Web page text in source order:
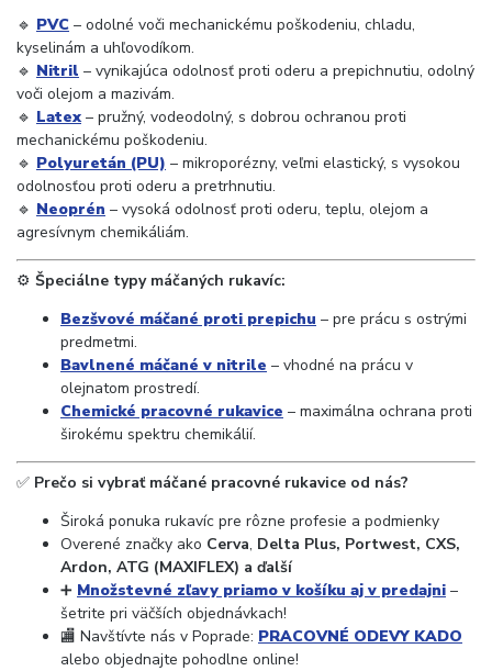
🔹 PVC – odolné voči mechanickému poškodeniu, chladu,
kyselinám a uhľovodíkom.
🔹 Nitril – vynikajúca odolnosť proti oderu a prepichnutiu, odolný
voči olejom a mazivám.
🔹 Latex – pružný, vodeodolný, s dobrou ochranou proti
mechanickému poškodeniu.
🔹 Polyuretán (PU) – mikroporézny, veľmi elastický, s vysokou
odolnosťou proti oderu a pretrhnutiu.
🔹 Neoprén – vysoká odolnosť proti oderu, teplu, olejom a
agresívnym chemikáliám.
⚙️ Špeciálne typy máčaných rukavíc:
Bezšvové máčané proti prepichu – pre prácu s ostrými
predmetmi.
Bavlnené máčané v nitrile – vhodné na prácu v
olejnatom prostredí.
Chemické pracovné rukavice – maximálna ochrana proti
širokému spektru chemikálií.
✅ Prečo si vybrať máčané pracovné rukavice od nás?
Široká ponuka rukavíc pre rôzne profesie a podmienky
Overené značky ako Cerva, Delta Plus, Portwest, CXS,
Ardon, ATG (MAXIFLEX) a ďalší
➕ Množstevné zľavy priamo v košíku aj v predajni –
šetrite pri väčších objednávkach!
🏬 Navštívte nás v Poprade: PRACOVNÉ ODEVY KADO
alebo objednajte pohodlne online!